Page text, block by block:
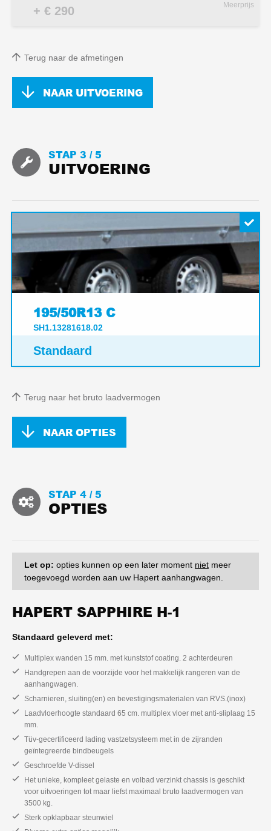
+ € 290 Meerprijs
Terug naar de afmetingen
NAAR UITVOERING
UITVOERING
STAP 3 / 5
195/50R13 C
SH1.13281618.02
Standaard
Terug naar het bruto laadvermogen
NAAR OPTIES
OPTIES
STAP 4 / 5
Let op: opties kunnen op een later moment niet meer
toegevoegd worden aan uw Hapert aanhangwagen.
HAPERT SAPPHIRE H-1
Standaard geleverd met:
Multiplex wanden 15 mm. met kunststof coating. 2 achterdeuren
Handgrepen aan de voorzijde voor het makkelijk rangeren van de
aanhangwagen.
Scharnieren, sluiting(en) en bevestigingsmaterialen van RVS.(inox)
Laadvloerhoogte standaard 65 cm. multiplex vloer met anti-sliplaag 15
mm.
Tüv-gecertificeerd lading vastzetsysteem met in de zijranden
geïntegreerde bindbeugels
Geschroefde V-dissel
Het unieke, kompleet gelaste en volbad verzinkt chassis is geschikt
voor uitvoeringen tot maar liefst maximaal bruto laadvermogen van
3500 kg.
Sterk opklapbaar steunwiel